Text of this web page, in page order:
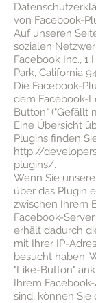
von Facebook-
Auf unseren
sozialen
Facebook Inc., 1
Park, California
Die Facebook-
dem Facebook-
Button" ("Gefällt
Eine Übersicht
Plugins finden
http://
plugins/.
Wenn Sie
über das Plugin
zwischen Ihrem
Facebook-
erhält dadurch
mit Ihrer IP-
besucht haben.
"Like-Button"
Ihrem
sind, können Sie